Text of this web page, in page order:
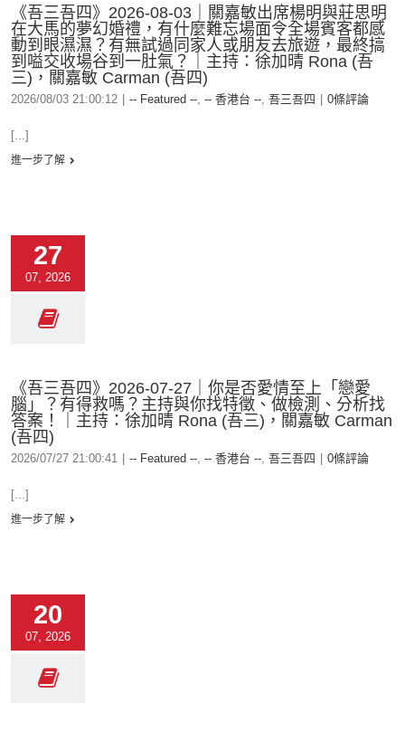
《吾三吾四》2026-08-03｜關嘉敏出席楊明與莊思明
在大馬的夢幻婚禮，有什麼難忘場面令全場賓客都感
動到眼濕濕？有無試過同家人或朋友去旅遊，最終搞
到嗌交收場谷到一肚氣？｜主持：徐加晴 Rona (吾
三)，關嘉敏 Carman (吾四)
2026/08/03 21:00:12 -- Featured --, -- 香港台 --, 吾三吾四 0條評論
[...]
進一步了解
27
07, 2026
《吾三吾四》2026-07-27｜你是否愛情至上「戀愛
腦」？有得救嗎？主持與你找特徵、做檢測、分析找
答案！｜主持：徐加晴 Rona (吾三)，關嘉敏 Carman
(吾四)
2026/07/27 21:00:41 -- Featured --, -- 香港台 --, 吾三吾四 0條評論
[...]
進一步了解
20
07, 2026